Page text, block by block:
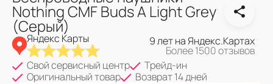
Nothing CMF Buds A Light Grey
(Серый)
Яндекс Карты 9 лет на Яндекс.Картах
Более 1500 отзывов
Свой сервисный центр
Трейд-ин
Оригинальный товар
Возврат 14 дней